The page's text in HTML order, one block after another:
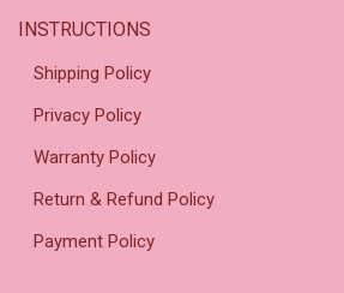
INSTRUCTIONS
Shipping Policy
Privacy Policy
Warranty Policy
Return & Refund Policy
Payment Policy